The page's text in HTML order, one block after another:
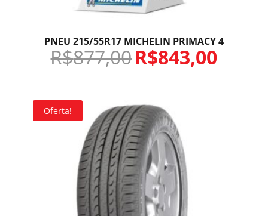
PNEU 215/55R17 MICHELIN PRIMACY 4
R$877,00R$843,00
Oferta!